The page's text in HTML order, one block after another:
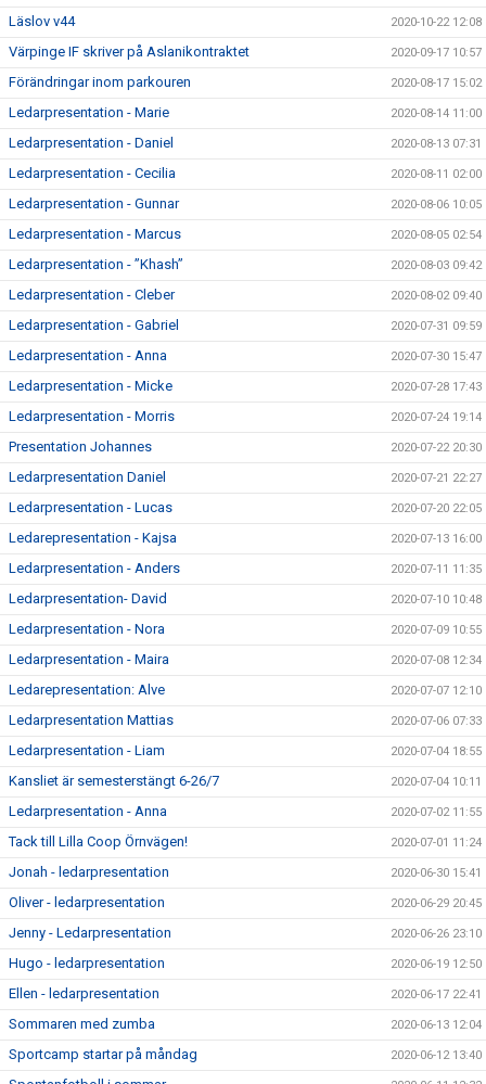
Läslov v44 2020-10-22 12:08
Värpinge IF skriver på Aslanikontraktet 2020-09-17 10:57
Förändringar inom parkouren 2020-08-17 15:02
Ledarpresentation - Marie 2020-08-14 11:00
Ledarpresentation - Daniel 2020-08-13 07:31
Ledarpresentation - Cecilia 2020-08-11 02:00
Ledarpresentation - Gunnar 2020-08-06 10:05
Ledarpresentation - Marcus 2020-08-05 02:54
Ledarpresentation - ”Khash” 2020-08-03 09:42
Ledarpresentation - Cleber 2020-08-02 09:40
Ledarpresentation - Gabriel 2020-07-31 09:59
Ledarpresentation - Anna 2020-07-30 15:47
Ledarpresentation - Micke 2020-07-28 17:43
Ledarpresentation - Morris 2020-07-24 19:14
Presentation Johannes 2020-07-22 20:30
Ledarpresentation Daniel 2020-07-21 22:27
Ledarpresentation - Lucas 2020-07-20 22:05
Ledarepresentation - Kajsa 2020-07-13 16:00
Ledarpresentation - Anders 2020-07-11 11:35
Ledarpresentation- David 2020-07-10 10:48
Ledarpresentation - Nora 2020-07-09 10:55
Ledarpresentation - Maira 2020-07-08 12:34
Ledarepresentation: Alve 2020-07-07 12:10
Ledarpresentation Mattias 2020-07-06 07:33
Ledarpresentation - Liam 2020-07-04 18:55
Kansliet är semesterstängt 6-26/7 2020-07-04 10:11
Ledarpresentation - Anna 2020-07-02 11:55
Tack till Lilla Coop Örnvägen! 2020-07-01 11:24
Jonah - ledarpresentation 2020-06-30 15:41
Oliver - ledarpresentation 2020-06-29 20:45
Jenny - Ledarpresentation 2020-06-26 23:10
Hugo - ledarpresentation 2020-06-19 12:50
Ellen - ledarpresentation 2020-06-17 22:41
Sommaren med zumba 2020-06-13 12:04
Sportcamp startar på måndag 2020-06-12 13:40